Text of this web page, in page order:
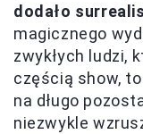
dodało
magicznego
zwykłych ludzi,
częścią show,
na długo
niezwykle